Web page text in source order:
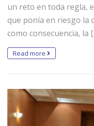
un reto en toda regla,
que ponía en riesgo la
como consecuencia, la
Read more